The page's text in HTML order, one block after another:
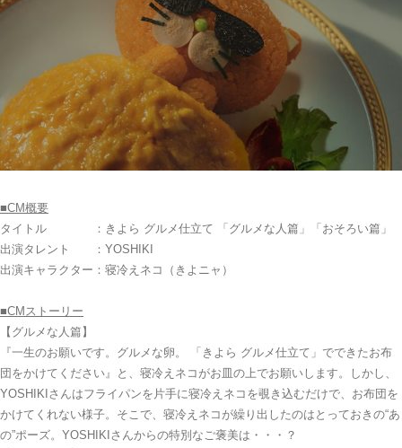
■CM概要
タイトル ：きよら グルメ仕立て 「グルメな人篇」「おそろい篇」
出演タレント ：YOSHIKI
出演キャラクター：寝冷えネコ（きよニャ）
■CM ストーリー
【 グルメな人篇 】
『一生のお願いです。グルメな卵。 「きよら グルメ仕立て」でできたお布
団をかけてください』と、寝冷えネコがお皿の上でお願いします。しかし、
YOSHIKIさんはフライパンを片手に寝冷えネコを覗き込むだけで、お布団を
かけてくれない様子。そこで、寝冷えネコが繰り出したのはとっておきの“あ
の”ポーズ。YOSHIKIさんからの特別なご褒美は・・・？